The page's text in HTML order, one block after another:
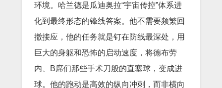
环境。哈兰德是瓜迪奥拉“宇宙传控”体系进
化到最终形态的锋线答案。他不需要频繁回
撤接应，他的任务就是钉在防线最深处，用
巨大的身躯和恐怖的启动速度，将德布劳
内、B席们那些手术刀般的直塞球，变成进
球。他的跑动是高效的纵向冲刺，而非横向